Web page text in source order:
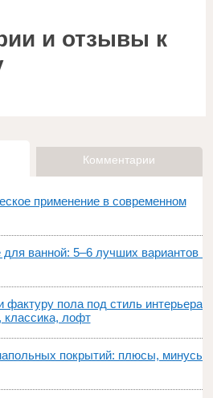
и отзывы к
Комментарии
применение в современном
ванной: 5–6 лучших вариантов и
фактуру пола под стиль интерьера:
лофт
покрытий: плюсы, минусы,